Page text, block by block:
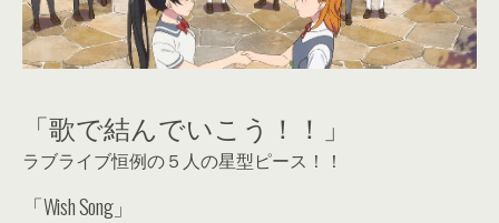
「歌で結んでいこう！！」
ラブライブ恒例の５人の星型ピース！！
「Wish Song」